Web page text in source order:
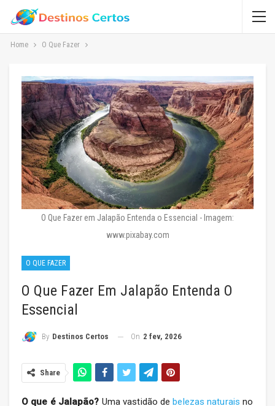
Home O Que Fazer
O Que Fazer em Jalapão Entenda o Essencial - Imagem:
www.pixabay.com
O QUE FAZER
O Que Fazer Em Jalapão Entenda O
Essencial
By Destinos Certos On 2 fev, 2026
Share
O que é Jalapão? Uma vastidão debelezas naturais no